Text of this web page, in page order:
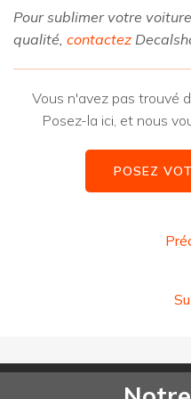
Pour sublimer votre
qualité, contactez
Vous n'avez pas trouvé
Posez-la ici, et nous
POSEZ